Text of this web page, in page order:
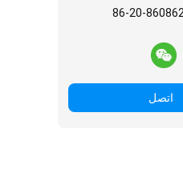
86-20-
اتصل